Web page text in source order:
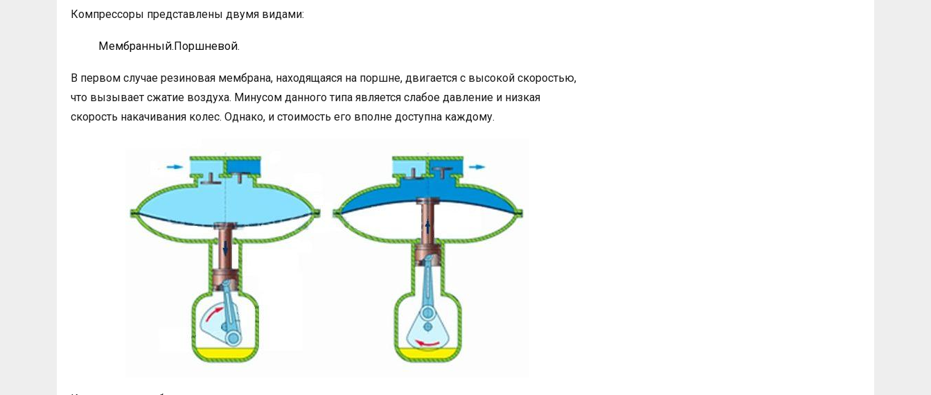
Компрессоры представлены двумя видами:
Мембранный.Поршневой.
В первом случае резиновая мембрана, находящаяся на поршне, двигается с высокой скоростью,
что вызывает сжатие воздуха. Минусом данного типа является слабое давление и низкая
скорость накачивания колес. Однако, и стоимость его вполне доступна каждому.